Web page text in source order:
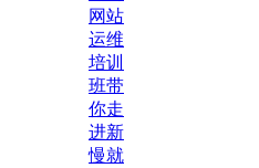
网站
运维
培训
班带
你走
进新
慢就